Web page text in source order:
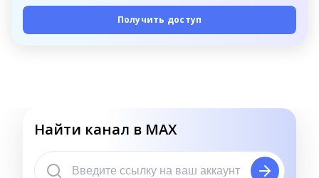
Получить доступ
Найти канал в MAX